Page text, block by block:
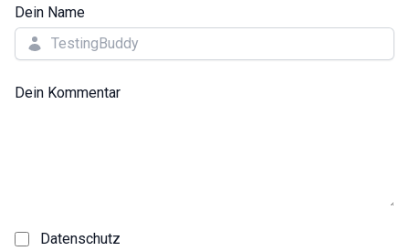
Dein Name
Dein Kommentar
Datenschutz